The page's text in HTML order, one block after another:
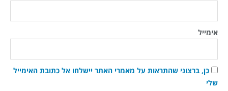
אימייל
כן, ברצוני שהתראות על מאמרי האתר יישלחו אל כתובת האימייל
שלי